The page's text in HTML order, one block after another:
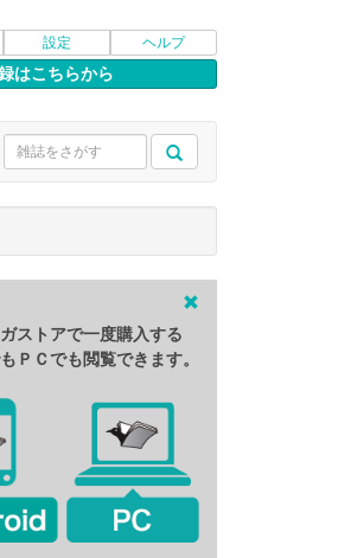
設定 ヘルプ
はこちらから
ストアで一度購入する
ＰＣでも閲覧できます。